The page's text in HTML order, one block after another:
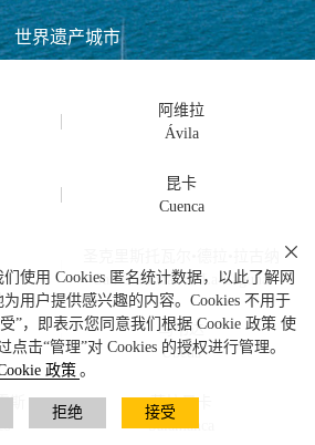
使用 Cookies 匿名统计数据，以此了解网
用户提供感兴趣的内容。Cookies 不用于
”，即表示您同意我们根据 Cookie 政策 使
点击“管理”对 Cookies 的授权进行管理。
政策 。
拒绝 接受

世界遗产城市
阿维拉
昆卡
乌韦达
斯 萨拉曼卡